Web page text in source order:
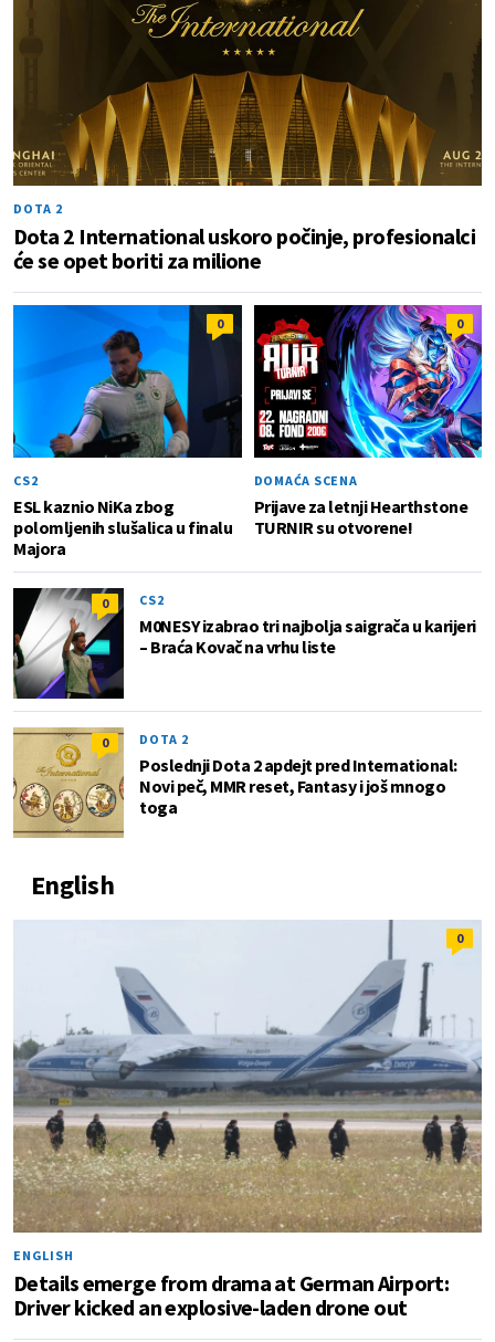
DOTA 2
Dota 2 International uskoro počinje, profesionalci
će se opet boriti za milione
0
CS2
ESL kaznio NiKa zbog
polomljenih slušalica u finalu
Majora
0
DOMAĆA SCENA
Prijave za letnji Hearthstone
TURNIR su otvorene!
0 CS2
M0NESY izabrao tri najbolja saigrača u karijeri
– Braća Kovač na vrhu liste
0 DOTA 2
Poslednji Dota 2 apdejt pred International:
Novi peč, MMR reset, Fantasy i još mnogo
toga
English
0
ENGLISH
Details emerge from drama at German Airport:
Driver kicked an explosive-laden drone out